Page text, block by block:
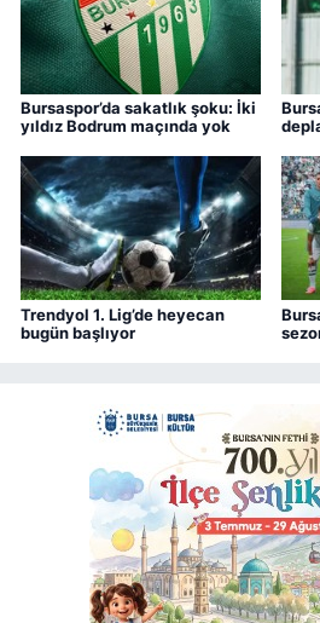
Bursaspor’da sakatlık şoku: İki
yıldız Bodrum maçında yok
Trendyol 1. Lig’de heyecan
bugün başlıyor